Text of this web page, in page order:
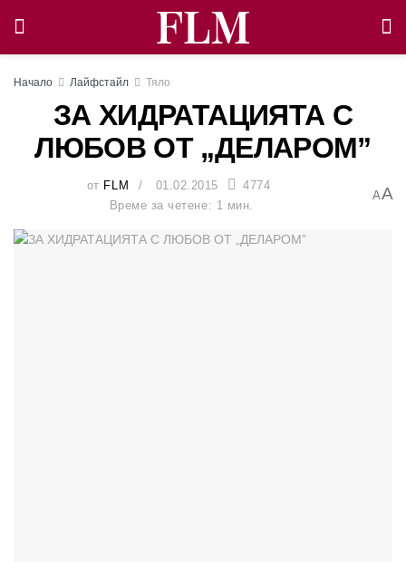
Начало Лайфстайл Тяло
ЗА ХИДРАТАЦИЯТА С
ЛЮБОВ ОТ „ДЕЛАРОМ”
от FLM 01.02.2015
4774
Време за четене: 1 мин.
AA